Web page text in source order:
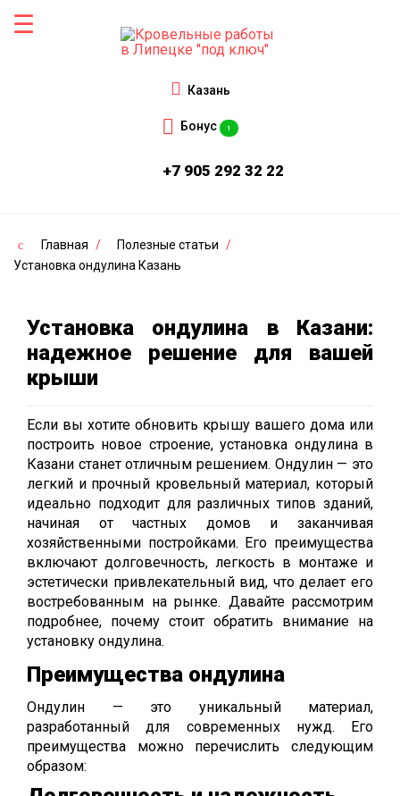
Казань
Бонус 1
+7 905 292 32 22
Главная / Полезные статьи /
Установка ондулина Казань
Установка ондулина в Казани:
надежное решение для вашей
крыши
Если вы хотите обновить крышу вашего дома или
построить новое строение, установка ондулина в
Казани станет отличным решением. Ондулин — это
легкий и прочный кровельный материал, который
идеально подходит для различных типов зданий,
начиная от частных домов и заканчивая
хозяйственными постройками. Его преимущества
включают долговечность, легкость в монтаже и
эстетически привлекательный вид, что делает его
востребованным на рынке. Давайте рассмотрим
подробнее, почему стоит обратить внимание на
установку ондулина.
Преимущества ондулина
Ондулин — это уникальный материал,
разработанный для современных нужд. Его
преимущества можно перечислить следующим
образом: